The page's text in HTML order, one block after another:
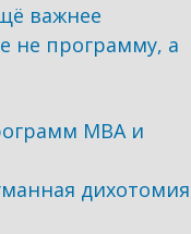
важнее
не программу, а
МВА и
дихотомия